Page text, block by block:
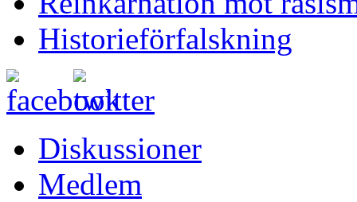
Historieförfalskning
Diskussioner
Medlem